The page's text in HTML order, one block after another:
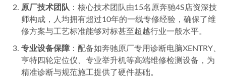
原厂技术团队 ：核心技术团队由15名原奔驰4S店资深技
师构成，人均拥有超过10年的一线专修经验，确保了维
修方案与工艺标准能够对标甚至超越行业一般水平。
专业设备保障 ：配备如奔驰原厂专用诊断电脑XENTRY、
亨特四轮定位仪、专业举升机等高端维修检测设备，为
精准诊断与规范施工提供了硬件基础。